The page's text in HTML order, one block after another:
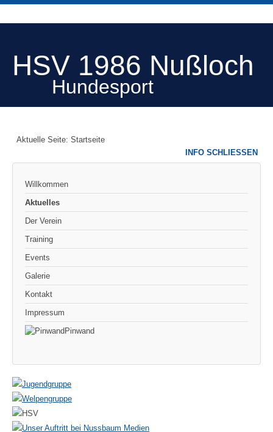
HSV 1986 Nußloch
Hundesport
Aktuelle Seite: Startseite
Willkommen
Aktuelles
Der Verein
Training
Events
Galerie
Kontakt
Impressum
Pinwand
INFO SCHLIESSEN